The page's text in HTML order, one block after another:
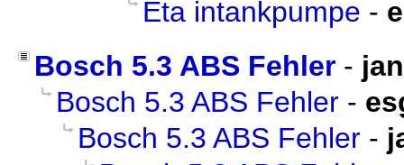
Eta intankpumpe -
Bosch 5.3 ABS Fehler -
Bosch 5.3 ABS Fehler -
Bosch 5.3 ABS Fehler -